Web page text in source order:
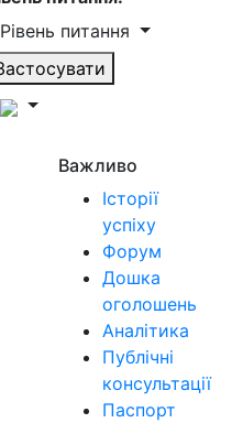
Рівень питання
Важливо
Історії
успіху
Форум
Дошка
оголошень
Аналітика
Публічні
консультації
Паспорт